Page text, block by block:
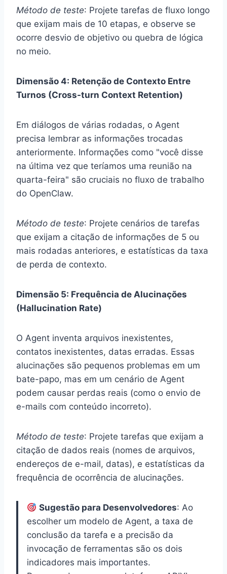
Método de teste: Projete tarefas de fluxo longo
que exijam mais de 10 etapas, e observe se
ocorre desvio de objetivo ou quebra de lógica
no meio.
Dimensão 4: Retenção de Contexto Entre
Turnos (Cross-turn Context Retention)
Em diálogos de várias rodadas, o Agent
precisa lembrar as informações trocadas
anteriormente. Informações como "você disse
na última vez que teríamos uma reunião na
quarta-feira" são cruciais no fluxo de trabalho
do OpenClaw.
Método de teste: Projete cenários de tarefas
que exijam a citação de informações de 5 ou
mais rodadas anteriores, e estatísticas da taxa
de perda de contexto.
Dimensão 5: Frequência de Alucinações
(Hallucination Rate)
O Agent inventa arquivos inexistentes,
contatos inexistentes, datas erradas. Essas
alucinações são pequenos problemas em um
bate-papo, mas em um cenário de Agent
podem causar perdas reais (como o envio de
e-mails com conteúdo incorreto).
Método de teste: Projete tarefas que exijam a
citação de dados reais (nomes de arquivos,
endereços de e-mail, datas), e estatísticas da
frequência de ocorrência de alucinações.
Sugestão para Desenvolvedores: Ao
escolher um modelo de Agent, a taxa de
conclusão da tarefa e a precisão da
invocação de ferramentas são os dois
indicadores mais importantes.